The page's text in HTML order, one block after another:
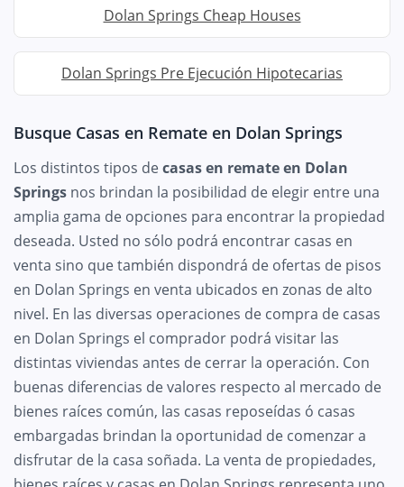
Dolan Springs Cheap Houses
Dolan Springs Pre Ejecución Hipotecarias
Busque Casas en Remate en Dolan Springs
Los distintos tipos decasas en remate en Dolan
Springs nos brindan la posibilidad de elegir entre una
amplia gama de opciones para encontrar la propiedad
deseada. Usted no sólo podrá encontrar casas en
venta sino que también dispondrá de ofertas de pisos
en Dolan Springs en venta ubicados en zonas de alto
nivel. En las diversas operaciones de compra de casas
en Dolan Springs el comprador podrá visitar las
distintas viviendas antes de cerrar la operación. Con
buenas diferencias de valores respecto al mercado de
bienes raíces común, las casas reposeídas ó casas
embargadas brindan la oportunidad de comenzar a
disfrutar de la casa soñada. La venta de propiedades,